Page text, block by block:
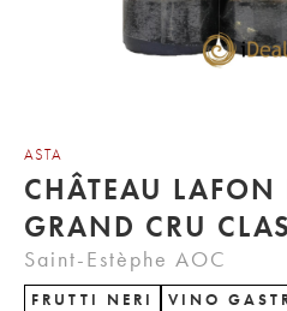
ASTA
CHÂTEAU LAFON
Saint-Estèphe AOC
FRUTTI NERI
VINO